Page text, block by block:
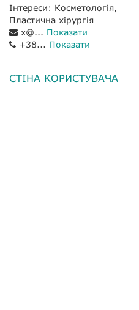
Інтереси: Косметологія,
Пластична хірургія
x@... Показати
+38... Показати
СТІНА КОРИСТУВАЧА